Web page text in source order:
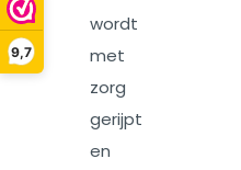
9,7
wordt
met
zorg
gerijpt
en